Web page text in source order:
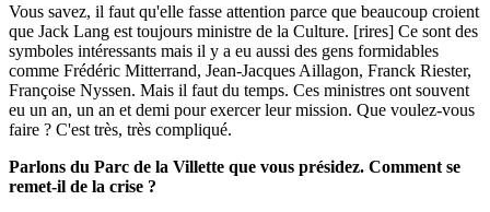
Vous savez, il faut qu'elle fasse attention parce que beaucoup croient
que Jack Lang est toujours ministre de la Culture. [rires] Ce sont des
symboles intéressants mais il y a eu aussi des gens formidables
comme Frédéric Mitterrand, Jean-Jacques Aillagon, Franck Riester,
Françoise Nyssen. Mais il faut du temps. Ces ministres ont souvent
eu un an, un an et demi pour exercer leur mission. Que voulez-vous
faire ? C'est très, très compliqué.
Parlons du Parc de la Villette que vous présidez. Comment se
remet-il de la crise ?